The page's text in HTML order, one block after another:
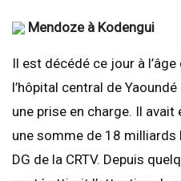
Mendoze à Kodengui
Il est décédé ce jour à
l’hôpital central de
une prise en charge. Il
une somme de 18 milliards
DG de la CRTV. Depuis